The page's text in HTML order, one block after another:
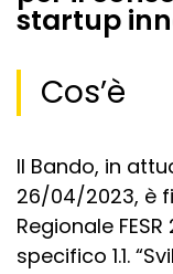
startup
Cos’è
Il Bando, in
26/04/2023, è
Regionale
specifico 1.1.